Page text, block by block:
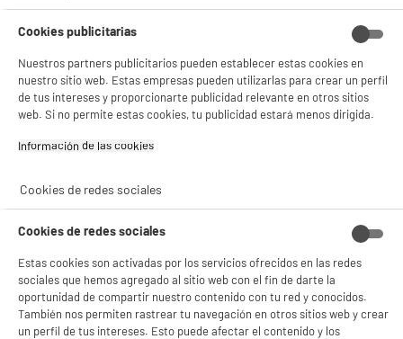
Cookies publicitarias
Nuestros partners publicitarios pueden establecer estas cookies en
nuestro sitio web. Estas empresas pueden utilizarlas para crear un perfil
de tus intereses y proporcionarte publicidad relevante en otros sitios
web. Si no permite estas cookies, tu publicidad estará menos dirigida.
Información de las cookies‎
Cookies de redes sociales
Cookies de redes sociales
Estas cookies son activadas por los servicios ofrecidos en las redes
sociales que hemos agregado al sitio web con el fin de darte la
oportunidad de compartir nuestro contenido con tu red y conocidos.
También nos permiten rastrear tu navegación en otros sitios web y crear
un perfil de tus intereses. Esto puede afectar el contenido y los